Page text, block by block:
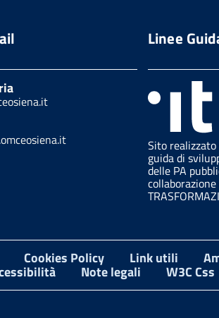
Linee
Sito
guida di
delle PA
collaborazione
Cookies Policy Link utili
Note legali W3C Css